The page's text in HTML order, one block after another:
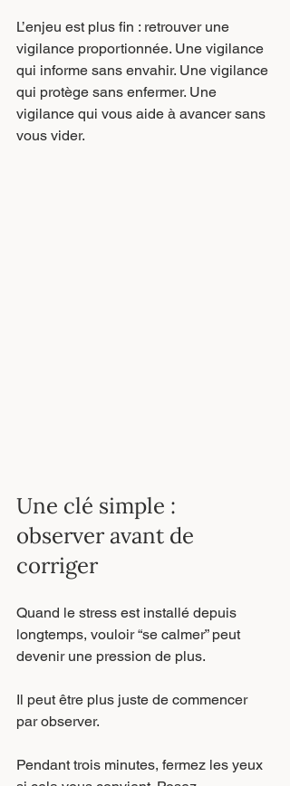
L’enjeu est plus fin : retrouver une
vigilance proportionnée. Une vigilance
qui informe sans envahir. Une vigilance
qui protège sans enfermer. Une
vigilance qui vous aide à avancer sans
vous vider.
Une clé simple :
observer avant de
corriger
Quand le stress est installé depuis
longtemps, vouloir “se calmer” peut
devenir une pression de plus.
Il peut être plus juste de commencer
par observer.
Pendant trois minutes, fermez les yeux